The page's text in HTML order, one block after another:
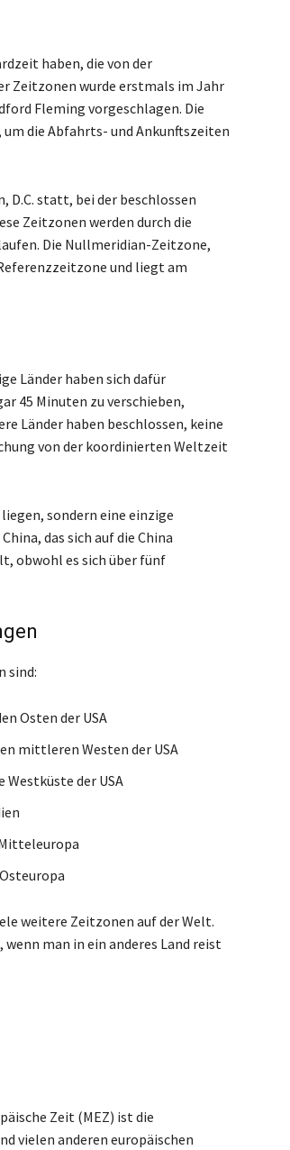
haben, die von der
Zeitzonen wurde erstmals im Jahr
Fleming vorgeschlagen. Die
die Abfahrts- und Ankunftszeiten
D.C. statt, bei der beschlossen
Zeitzonen werden durch die
Die Nullmeridian-Zeitzone,
und liegt am
Länder haben sich dafür
45 Minuten zu verschieben,
Länder haben beschlossen, keine
von der koordinierten Weltzeit
sondern eine einzige
das sich auf die China
obwohl es sich über fünf
sind:
Osten der USA
mittleren Westen der USA
Westküste der USA
weitere Zeitzonen auf der Welt.
man in ein anderes Land reist
Zeit (MEZ) ist die
vielen anderen europäischen